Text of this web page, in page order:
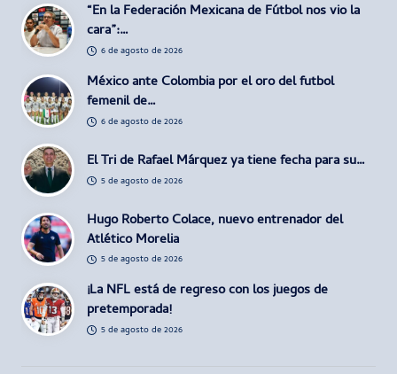
“En la Federación Mexicana de Fútbol nos vio la
cara”:…
6 de agosto de 2026
México ante Colombia por el oro del futbol
femenil de…
6 de agosto de 2026
El Tri de Rafael Márquez ya tiene fecha para su…
5 de agosto de 2026
Hugo Roberto Colace, nuevo entrenador del
Atlético Morelia
5 de agosto de 2026
¡La NFL está de regreso con los juegos de
pretemporada!
5 de agosto de 2026